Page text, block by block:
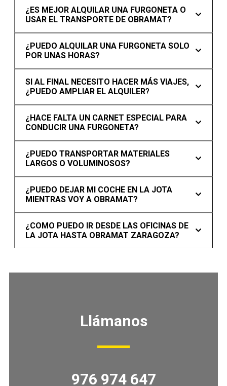
¿ES MEJOR ALQUILAR UNA FURGONETA O
USAR EL TRANSPORTE DE OBRAMAT?
¿PUEDO ALQUILAR UNA FURGONETA SOLO
POR UNAS HORAS?
SI AL FINAL NECESITO HACER MÁS VIAJES,
¿PUEDO AMPLIAR EL ALQUILER?
¿HACE FALTA UN CARNET ESPECIAL PARA
CONDUCIR UNA FURGONETA?
¿PUEDO TRANSPORTAR MATERIALES
LARGOS O VOLUMINOSOS?
¿PUEDO DEJAR MI COCHE EN LA JOTA
MIENTRAS VOY A OBRAMAT?
¿COMO PUEDO IR DESDE LAS OFICINAS DE
LA JOTA HASTA OBRAMAT ZARAGOZA?
Llámanos
976 974 647